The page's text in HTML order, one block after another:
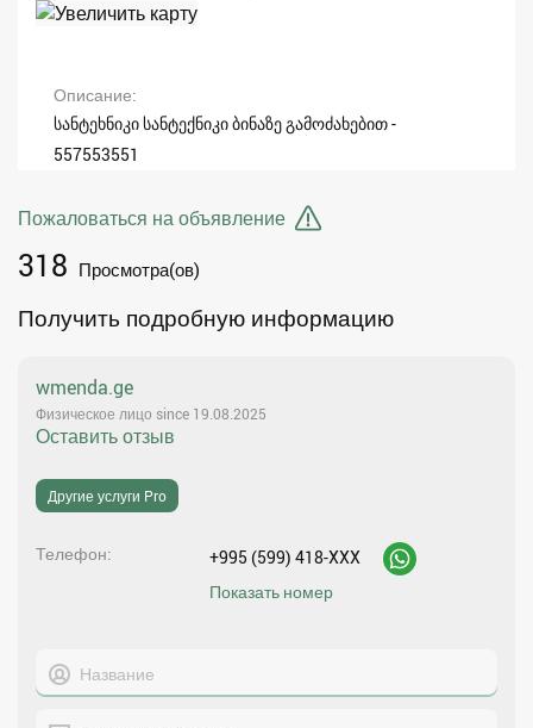
Описание
სანტეხნიკი სანტექნიკი ბინაზე გამოძახებით -
557553551
Пожаловаться на объявление
318 Просмотра(ов)
Получить подробную информацию
wmenda.ge
Физическое лицо since 19.08.2025
Оставить отзыв
Другие услуги Pro
Телефон
+995 (599) 418-XXX
Показать номер